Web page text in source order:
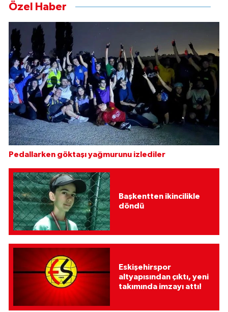
Özel Haber
Pedallarken göktaşı yağmurunu izlediler
Başkentten ikincilikle
döndü
Eskişehirspor
altyapısından çıktı, yeni
takımında imzayı attı!